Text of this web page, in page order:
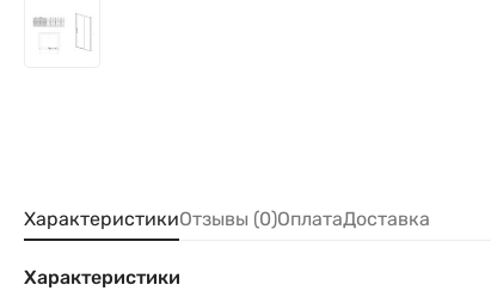
ХарактеристикиОтзывы (0)ОплатаДоставка
Характеристики